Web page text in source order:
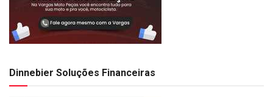
Dinnebier Soluções Financeiras